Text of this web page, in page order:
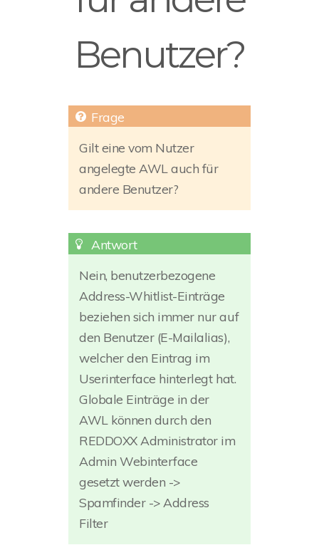
Benutzer?
Gilt eine vom Nutzer
angelegte AWL auch für
andere Benutzer?
Nein, benutzerbezogene
Address-Whitlist-Einträge
beziehen sich immer nur auf
den Benutzer (E-Mailalias),
welcher den Eintrag im
Userinterface hinterlegt hat.
Globale Einträge in der
AWL können durch den
REDDOXX Administrator im
Admin Webinterface
gesetzt werden ->
Spamfinder -> Address
Filter